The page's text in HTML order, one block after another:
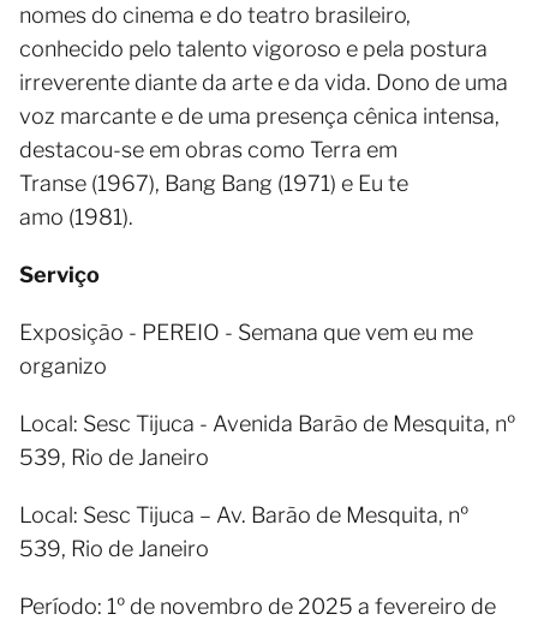
nomes do cinema e do teatro brasileiro,
conhecido pelo talento vigoroso e pela postura
irreverente diante da arte e da vida. Dono de uma
voz marcante e de uma presença cênica intensa,
destacou-se em obras como Terra em
Transe (1967), Bang Bang (1971) e Eu te
amo (1981).
Serviço
Exposição - PEREIO - Semana que vem eu me
organizo
Local: Sesc Tijuca - Avenida Barão de Mesquita, nº
539, Rio de Janeiro
Local: Sesc Tijuca – Av. Barão de Mesquita, nº
539, Rio de Janeiro
Período: 1º de novembro de 2025 a fevereiro de